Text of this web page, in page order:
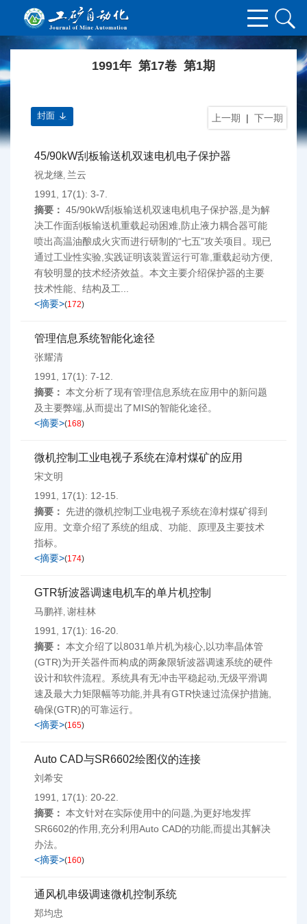
1991年 第17卷 第1期
上一期 | 下一期
封面
45/90kW刮板输送机双速电机电子保护器
祝龙继, 兰云
1991, 17(1): 3-7.
摘要： 45/90kW刮板输送机双速电机电子保护器,是为解
决工作面刮板输送机重载起动困难,防止液力耦合器可能
喷出高温油酿成火灾而进行研制的“七五”攻关项目。现已
通过工业性实验,实践证明该装置运行可靠,重载起动方便,
有较明显的技术经济效益。本文主要介绍保护器的主要
技术性能、结构及工...
<摘要>(172)
管理信息系统智能化途径
张耀清
1991, 17(1): 7-12.
摘要： 本文分析了现有管理信息系统在应用中的新问题
及主要弊端,从而提出了MIS的智能化途径。
<摘要>(168)
微机控制工业电视子系统在漳村煤矿的应用
宋文明
1991, 17(1): 12-15.
摘要：
先进的微机控制工业电视子系统在漳村煤矿得到
应用。文章介绍了系统的组成、功能、原理及主要技术
指标。
<摘要>(174)
GTR斩波器调速电机车的单片机控制
马鹏祥, 谢桂林
1991, 17(1): 16-20.
摘要： 本文介绍了以8031单片机为核心,以功率晶体管
(GTR)为开关器件而构成的两象限斩波器调速系统的硬件
设计和软件流程。系统具有无冲击平稳起动,无级平滑调
速及最大力矩限幅等功能,并具有GTR快速过流保护措施,
确保(GTR)的可靠运行。
<摘要>(165)
Auto CAD与SR6602绘图仪的连接
刘希安
1991, 17(1): 20-22.
摘要： 本文针对在实际使用中的问题,为更好地发挥
SR6602的作用,充分利用Auto CAD的功能,而提出其解决
办法。
<摘要>(160)
通风机串级调速微机控制系统
郑均忠